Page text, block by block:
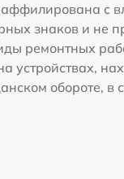
с
знаков и не
ремонтных
устройствах,
обороте, в